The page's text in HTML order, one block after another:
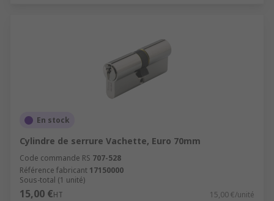
En stock
Cylindre de serrure Vachette, Euro 70mm
Code commande RS 707-528
Référence fabricant 17150000
Sous-total (1 unité)
15,00 €HT 15,00 €/unité